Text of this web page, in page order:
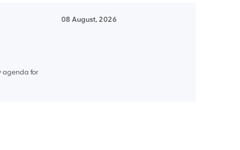
08 August, 2026
agenda for